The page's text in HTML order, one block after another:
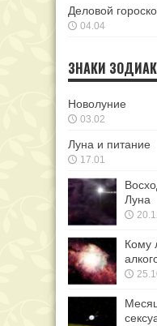
Деловой
04.04
ЗНАКИ
Новолуние
03.02
Луна и питание
17.01
Луна
Кому